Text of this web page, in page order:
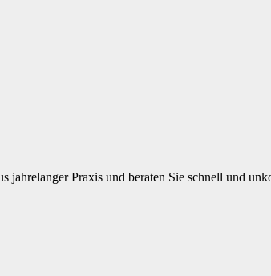
jahrelanger Praxis und beraten Sie schnell und